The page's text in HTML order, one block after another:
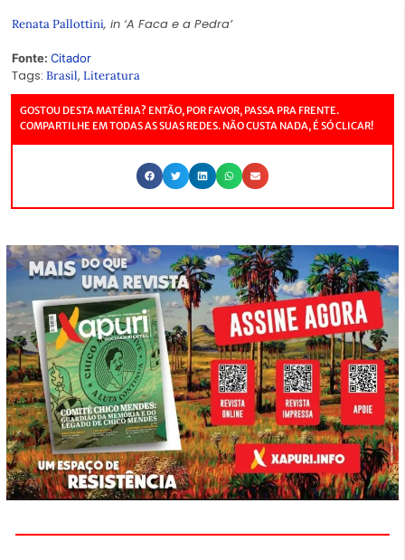
Renata Pallottini, in ‘A Faca e a Pedra’
Fonte: Citador
Tags: Brasil, Literatura
GOSTOU DESTA MATÉRIA? ENTÃO, POR FAVOR, PASSA PRA FRENTE.
COMPARTILHE EM TODAS AS SUAS REDES. NÃO CUSTA NADA, É SÓ CLICAR!